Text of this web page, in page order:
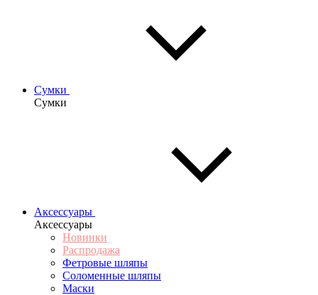
Сумки
Сумки
Аксессуары
Аксессуары
Новинки
Распродажа
Фетровые шляпы
Соломенные шляпы
Маски